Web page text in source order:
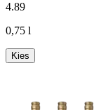
4.89
0,75 l
Kies